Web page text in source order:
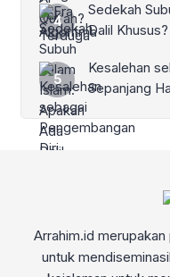
Sedekah
Dalil Khusus?
Kesalehan
Sepanjang
Arrahim.id
untuk